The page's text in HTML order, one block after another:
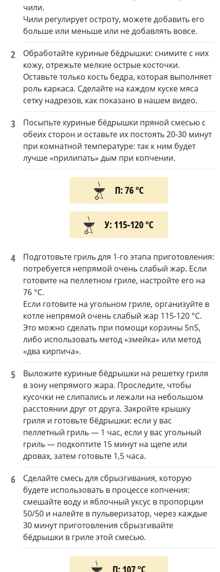
чили.
Чили регулирует остроту, можете добавить его
больше или меньше или не добавлять вовсе.
2
Обработайте куриные бёдрышки: снимите с них
кожу, отрежьте мелкие острые косточки.
Оставьте только кость бедра, которая выполняет
роль каркаса. Сделайте на каждом куске мяса
сетку надрезов, как показано в нашем видео.
3
Посыпьте куриные бёдрышки пряной смесью с
обеих сторон и оставьте их постоять 20-30 минут
при комнатной температуре: так к ним будет
лучше «прилипать» дым при копчении.
П: 76 °С
У: 115-120 °С
4
Подготовьте гриль для 1-го этапа приготовления:
потребуется непрямой очень слабый жар. Если
готовите на пеллетном гриле, настройте его на
76 °C.
Если готовите на угольном гриле, организуйте в
котле непрямой очень слабый жар 115-120 °C.
Это можно сделать при помощи корзины SnS,
либо использовать метод «змейка» или метод
«два кирпича».
5
Выложите куриные бёдрышки на решетку гриля
в зону непрямого жара. Проследите, чтобы
кусочки не слипались и лежали на небольшом
расстоянии друг от друга. Закройте крышку
гриля и готовьте бёдрышки: если у вас
пеллетный гриль — 1 час, если у вас угольный
гриль — подкоптите 15 минут на щепе или
дровах, затем готовьте 1,5 часа.
6
Сделайте смесь для сбрызгивания, которую
будете использовать в процессе копчения:
смешайте воду и яблочный уксус в пропорции
50/50 и налейте в пульверизатор, через каждые
30 минут приготовления сбрызгивайте
бёдрышки в гриле этой смесью.